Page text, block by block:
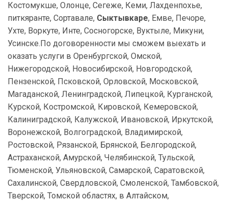
Костомукше, Олонце, Сегеже, Кеми, Лахденпохье,
питкяранте, Сортавале, Сыктывкаре, Емве, Печоре,
Ухте, Воркуте, Инте, Сосногорске, Вуктыле, Микуни,
Усинске.По договоренности мы сможем выехать и
оказать услуги в Оренбургской, Омской,
Нижегородской, Новосибирской, Новгородской,
Пензенской, Псковской, Орловской, Московской,
Магаданской, Ленинградской, Липецкой, Курганской,
Курской, Костромской, Кировской, Кемеровской,
Калиниградской, Калужской, Ивановской, Иркутской,
Воронежской, Волгоградской, Владимирской,
Ростовской, Рязанской, Брянской, Белгородской,
Астраханской, Амурской, Челябинской, Тульской,
Тюменской, Ульяновской, Самарской, Саратовской,
Сахалинской, Свердловской, Смоленской, Тамбовской,
Тверской, Томской областях, в Алтайском,